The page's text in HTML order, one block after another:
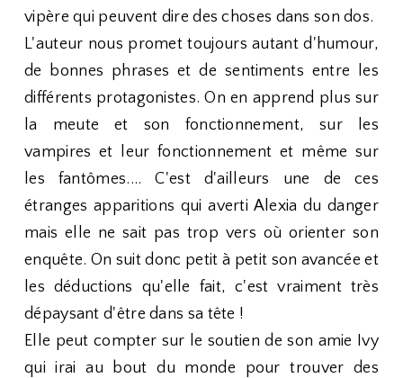
vipère qui peuvent dire des choses dans son dos.
L'auteur nous promet toujours autant d'humour,
de bonnes phrases et de sentiments entre les
différents protagonistes. On en apprend plus sur
la meute et son fonctionnement, sur les
vampires et leur fonctionnement et même sur
les fantômes.... C'est d'ailleurs une de ces
étranges apparitions qui averti Alexia du danger
mais elle ne sait pas trop vers où orienter son
enquête. On suit donc petit à petit son avancée et
les déductions qu'elle fait, c'est vraiment très
dépaysant d'être dans sa tête !
Elle peut compter sur le soutien de son amie Ivy
qui irai au bout du monde pour trouver des